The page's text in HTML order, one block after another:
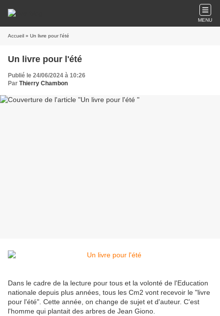
MENU
Accueil » Un livre pour l'été
Un livre pour l'été
Publié le 24/06/2024 à 10:26
Par Thierry Chambon
Dans le cadre de la lecture pour tous et la volonté de l'Education
nationale depuis plus années, tous les Cm2 vont recevoir le "livre
pour l'été". Cette année, on change de sujet et d'auteur. C'est
l'homme qui plantait des arbres de Jean Giono.